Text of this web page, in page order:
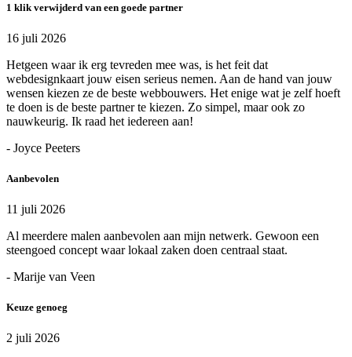
1 klik verwijderd van een goede partner
16 juli 2026
Hetgeen waar ik erg tevreden mee was, is het feit dat
webdesignkaart jouw eisen serieus nemen. Aan de hand van jouw
wensen kiezen ze de beste webbouwers. Het enige wat je zelf hoeft
te doen is de beste partner te kiezen. Zo simpel, maar ook zo
nauwkeurig. Ik raad het iedereen aan!
- Joyce Peeters
Aanbevolen
11 juli 2026
Al meerdere malen aanbevolen aan mijn netwerk. Gewoon een
steengoed concept waar lokaal zaken doen centraal staat.
- Marije van Veen
Keuze genoeg
2 juli 2026